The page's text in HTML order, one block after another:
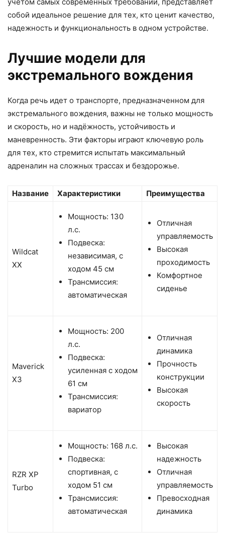
собой идеальное решение для тех, кто ценит качество,
надежность и функциональность в одном устройстве.
Лучшие модели для
экстремального вождения
Когда речь идет о транспорте, предназначенном для
экстремального вождения, важны не только мощность
и скорость, но и надёжность, устойчивость и
маневренность. Эти факторы играют ключевую роль
для тех, кто стремится испытать максимальный
адреналин на сложных трассах и бездорожье.
Название Характеристики Преимущества
Wildcat
XX
Мощность: 130
л.с.
Подвеска:
независимая, с
ходом 45 см
Трансмиссия:
автоматическая
Отличная
управляемость
Высокая
проходимость
Комфортное
сиденье
Maverick
X3
Мощность: 200
л.с.
Подвеска:
усиленная с ходом
61 см
Трансмиссия:
вариатор
Отличная
динамика
Прочность
конструкции
Высокая
скорость
RZR XP
Turbo
Мощность: 168 л.с.
Подвеска:
спортивная, с
ходом 51 см
Трансмиссия:
автоматическая
Высокая
надежность
Отличная
управляемость
Превосходная
динамика